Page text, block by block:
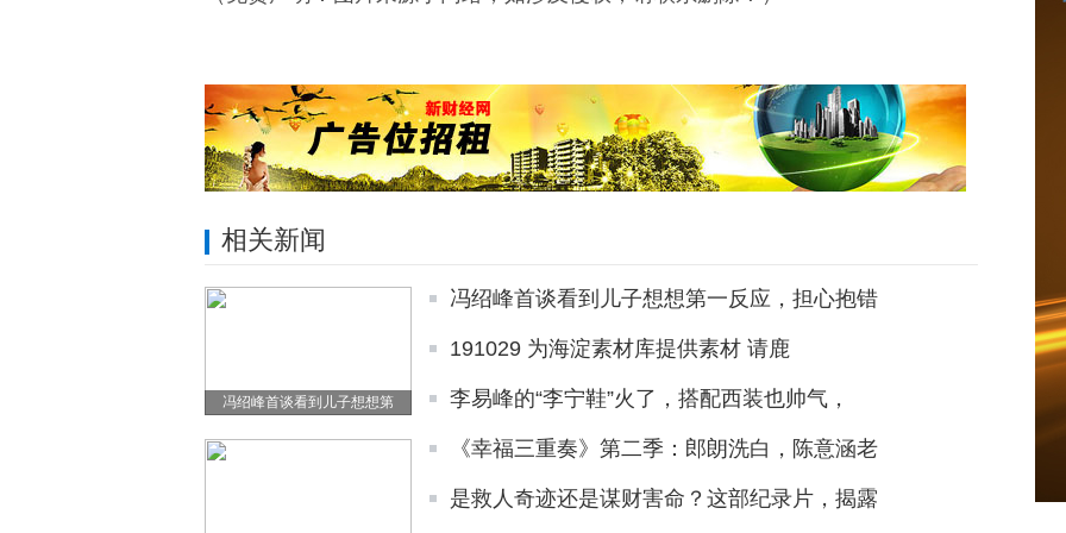
相关新闻
冯绍峰首谈看到儿子想想第
冯绍峰首谈看到儿子想想第一反应，担心抱错
191029 为海淀素材库提供素材 请鹿
李易峰的“李宁鞋”火了，搭配西装也帅气，
《幸福三重奏》第二季：郎朗洗白，陈意涵老
是救人奇迹还是谋财害命？这部纪录片，揭露